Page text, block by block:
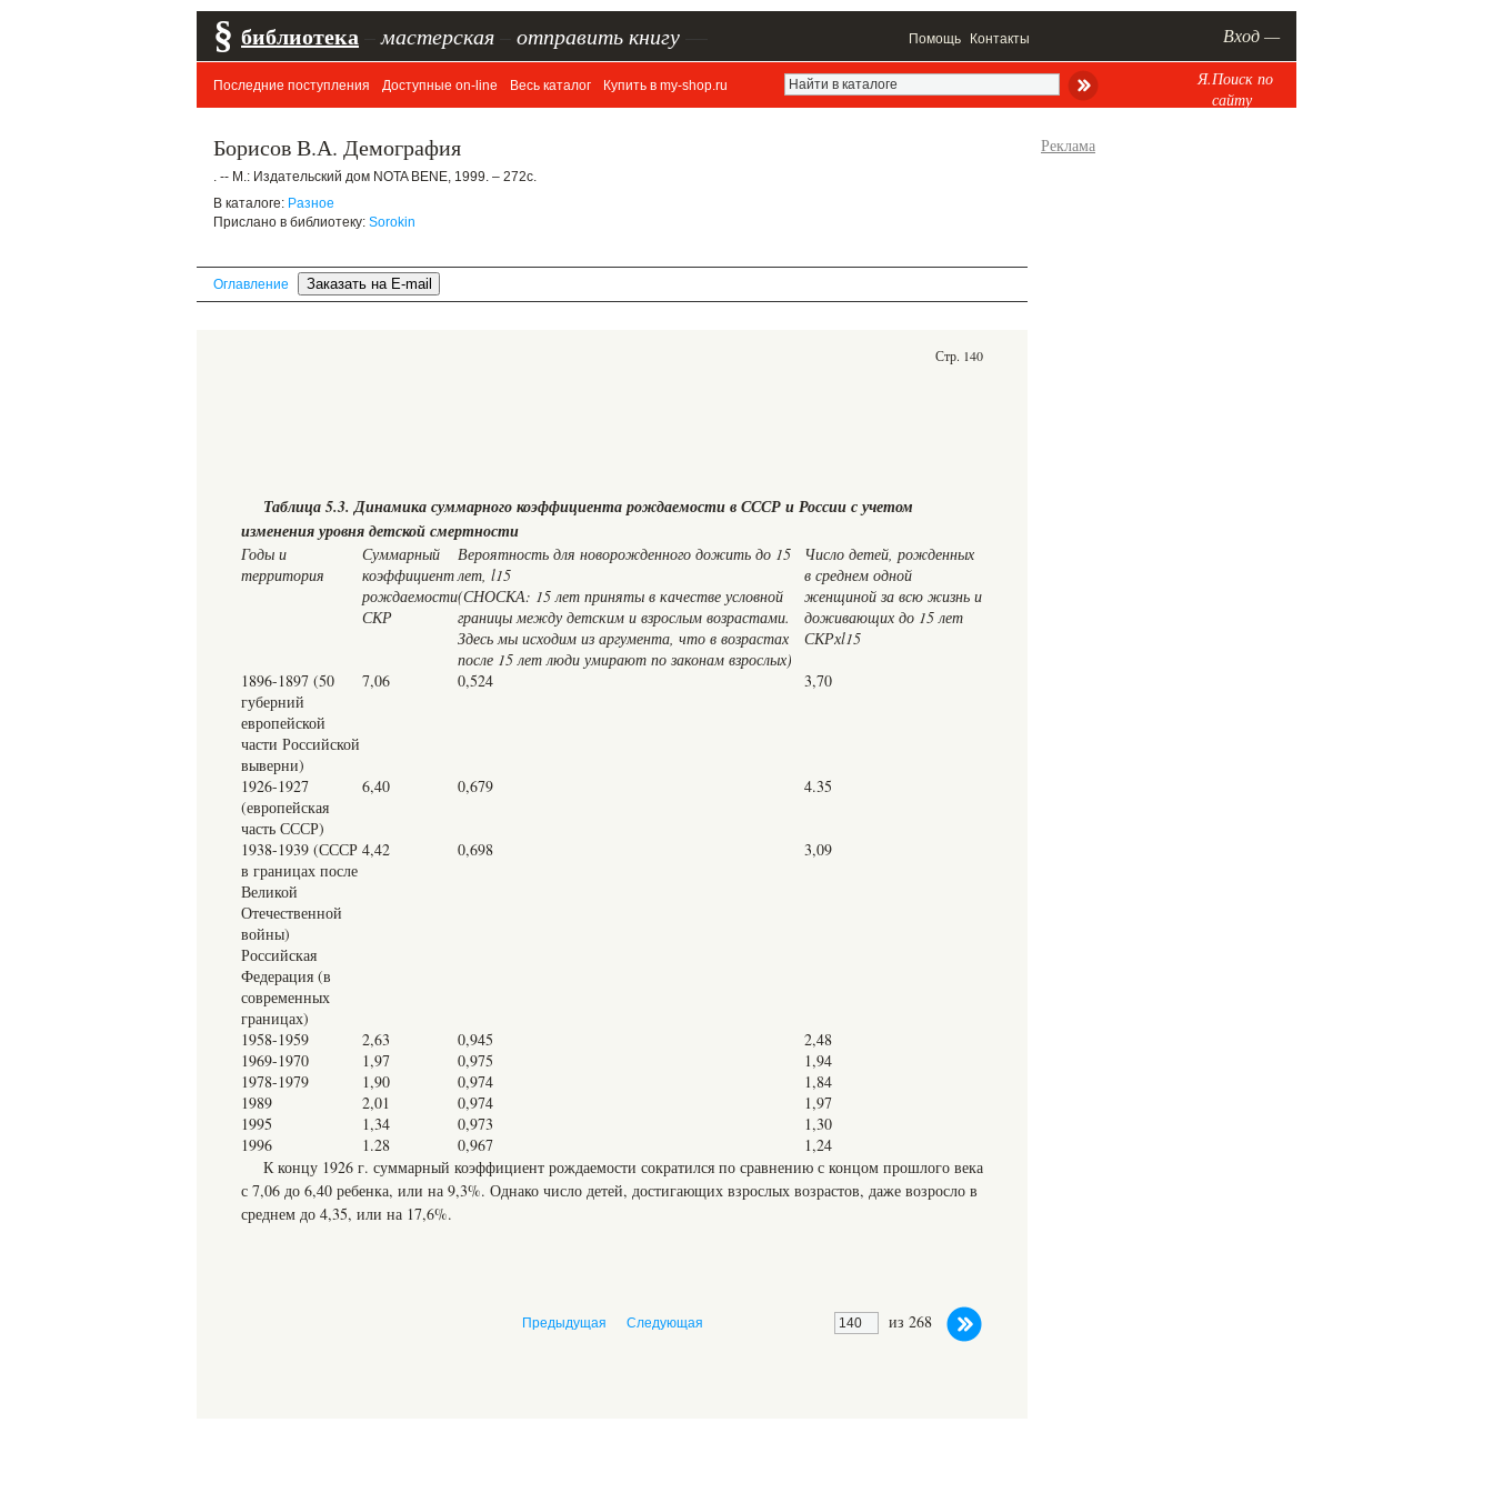
§ библиотека мастерская отправить книгу Помощь Контакты Вход —
Последние поступления Доступные on-line Весь каталог Купить в my-shop.ru
Я.Поиск по
сайту
Борисов В.А. Демография
. -- М.: Издательский дом NOTA BENE, 1999. – 272с.
В каталоге: Разное
Прислано в библиотеку: Sorokin
Оглавление
Стр. 140
Таблица 5.3. Динамика суммарного коэффициента рождаемости в СССР и России с учетом
изменения уровня детской смертности
Годы и
территория
Суммарный
коэффициент
рождаемости
СКР
Вероятность для новорожденного дожить до 15
лет, l15
(СНОСКА: 15 лет приняты в качестве условной
границы между детским и взрослым возрастами.
Здесь мы исходим из аргумента, что в возрастах
после 15 лет люди умирают по законам взрослых)
Число детей, рожденных
в среднем одной
женщиной за всю жизнь и
доживающих до 15 лет
СКРхl15
1896-1897 (50
губерний
европейской
части Российской
выверни)
7,06 0,524 3,70
1926-1927
(европейская
часть СССР)
6,40 0,679 4.35
1938-1939 (СССР
в границах после
Великой
Отечественной
войны)
4,42 0,698 3,09
Российская
Федерация (в
современных
границах)
1958-1959
2,63 0,945
2,48
1969-1970
1,97 0,975
1,94
1978-1979
1,90 0,974
1,84
1989
2,01 0,974
1,97
1995
1,34 0,973
1,30
1996
1.28 0,967
1,24
К концу 1926 г. суммарный коэффициент рождаемости сократился по сравнению с концом прошлого века
с 7,06 до 6,40 ребенка, или на 9,3%. Однако число детей, достигающих взрослых возрастов, даже возросло в
среднем до 4,35, или на 17,6%.
из 268
Предыдущая Следующая
Реклама